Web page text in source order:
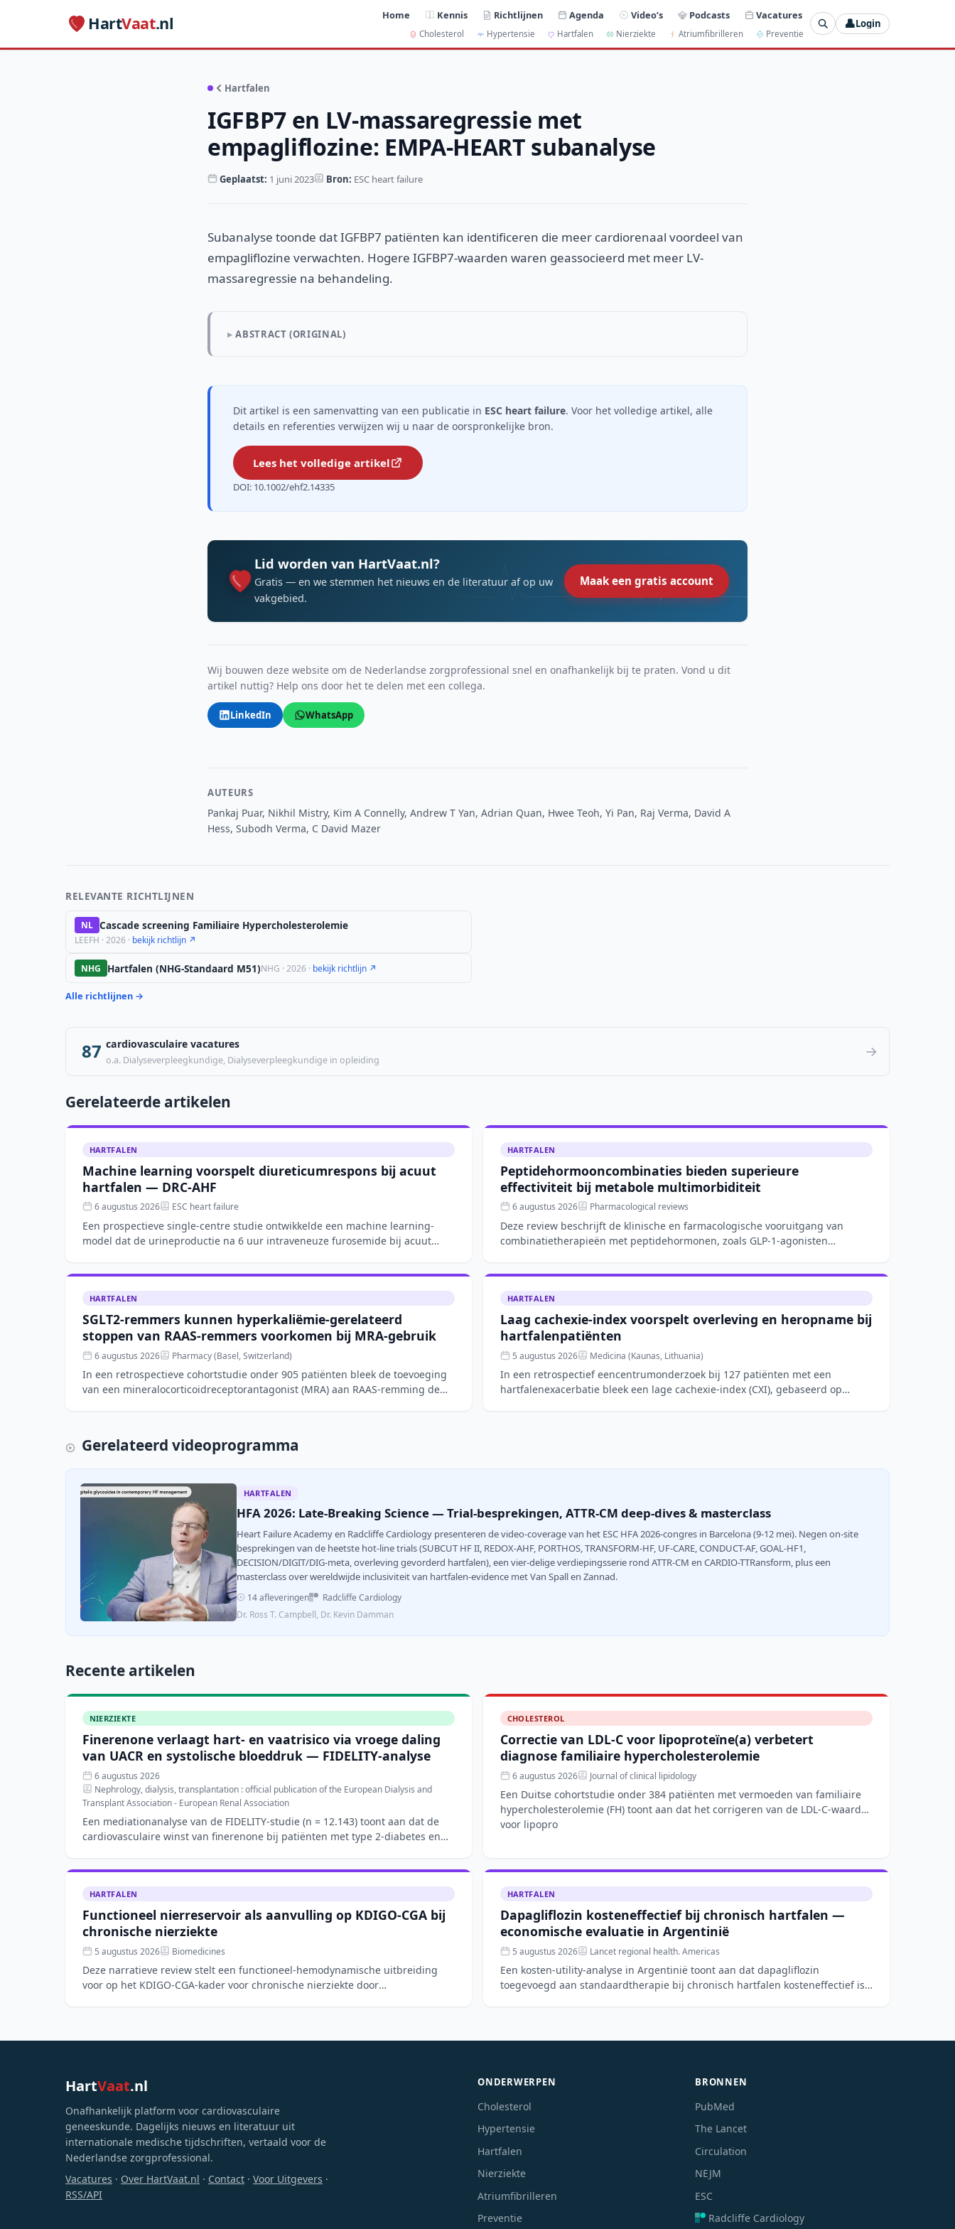
HartVaat.nl Home Kennis Richtlijnen Agenda Video’s Podcasts Vacatures
Cholesterol Hypertensie Hartfalen Nierziekte Atriumfibrilleren Preventie
👤Login
Hartfalen
IGFBP7 en LV-massaregressie met
empagliflozine: EMPA-HEART subanalyse
Geplaatst: 1 juni 2023 Bron: ESC heart failure
Subanalyse toonde dat IGFBP7 patiënten kan identificeren die meer cardiorenaal voordeel van
empagliflozine verwachten. Hogere IGFBP7-waarden waren geassocieerd met meer LV-
massaregressie na behandeling.
ABSTRACT (ORIGINAL)
Dit artikel is een samenvatting van een publicatie in ESC heart failure. Voor het volledige artikel, alle
details en referenties verwijzen wij u naar de oorspronkelijke bron.
Lees het volledige artikel
DOI: 10.1002/ehf2.14335
Lid worden van HartVaat.nl?
Gratis — en we stemmen het nieuws en de literatuur af op uw
vakgebied.
Maak een gratis account
Wij bouwen deze website om de Nederlandse zorgprofessional snel en onafhankelijk bij te praten. Vond u dit
artikel nuttig? Help ons door het te delen met een collega.
LinkedIn WhatsApp
AUTEURS
Pankaj Puar, Nikhil Mistry, Kim A Connelly, Andrew T Yan, Adrian Quan, Hwee Teoh, Yi Pan, Raj Verma, David A
Hess, Subodh Verma, C David Mazer
RELEVANTE RICHTLIJNEN
NL Cascade screening Familiaire Hypercholesterolemie
LEEFH · 2026 · bekijk richtlijn ↗
NHG Hartfalen (NHG-Standaard M51)NHG · 2026 · bekijk richtlijn ↗
Alle richtlijnen →
87 cardiovasculaire vacatures
o.a. Dialyseverpleegkundige, Dialyseverpleegkundige in opleiding →
Gerelateerde artikelen
HARTFALEN
Machine learning voorspelt diureticumrespons bij acuut
hartfalen — DRC-AHF
6 augustus 2026 ESC heart failure
Een prospectieve single-centre studie ontwikkelde een machine learning-
model dat de urineproductie na 6 uur intraveneuze furosemide bij acuut
HARTFALEN
Peptidehormooncombinaties bieden superieure
effectiviteit bij metabole multimorbiditeit
6 augustus 2026 Pharmacological reviews
Deze review beschrijft de klinische en farmacologische vooruitgang van
combinatietherapieën met peptidehormonen, zoals GLP-1-agonisten
HARTFALEN
SGLT2-remmers kunnen hyperkaliëmie-gerelateerd
stoppen van RAAS-remmers voorkomen bij MRA-gebruik
6 augustus 2026 Pharmacy (Basel, Switzerland)
In een retrospectieve cohortstudie onder 905 patiënten bleek de toevoeging
van een mineralocorticoidreceptorantagonist (MRA) aan RAAS-remming de
HARTFALEN
Laag cachexie-index voorspelt overleving en heropname bij
hartfalenpatiënten
5 augustus 2026 Medicina (Kaunas, Lithuania)
In een retrospectief eencentrumonderzoek bij 127 patiënten met een
hartfalenexacerbatie bleek een lage cachexie-index (CXI), gebaseerd op
Gerelateerd videoprogramma
HARTFALEN
HFA 2026: Late-Breaking Science — Trial-besprekingen, ATTR-CM deep-dives & masterclass
Heart Failure Academy en Radcliffe Cardiology presenteren de video-coverage van het ESC HFA 2026-congres in Barcelona (9-12 mei). Negen on-site
besprekingen van de heetste hot-line trials (SUBCUT HF II, REDOX-AHF, PORTHOS, TRANSFORM-HF, UF-CARE, CONDUCT-AF, GOAL-HF1,
DECISION/DIGIT/DIG-meta, overleving gevorderd hartfalen), een vier-delige verdiepingsserie rond ATTR-CM en CARDIO-TTRansform, plus een
masterclass over wereldwijde inclusiviteit van hartfalen-evidence met Van Spall en Zannad.
14 afleveringen
Radcliffe Cardiology
Dr. Ross T. Campbell, Dr. Kevin Damman
Recente artikelen
NIERZIEKTE
Finerenone verlaagt hart- en vaatrisico via vroege daling
van UACR en systolische bloeddruk — FIDELITY-analyse
6 augustus 2026
Nephrology, dialysis, transplantation : official publication of the European Dialysis and
Transplant Association - European Renal Association
Een mediationanalyse van de FIDELITY-studie (n = 12.143) toont aan dat de
cardiovasculaire winst van finerenone bij patiënten met type 2-diabetes en
CHOLESTEROL
Correctie van LDL-C voor lipoproteïne(a) verbetert
diagnose familiaire hypercholesterolemie
6 augustus 2026 Journal of clinical lipidology
Een Duitse cohortstudie onder 384 patiënten met vermoeden van familiaire
hypercholesterolemie (FH) toont aan dat het corrigeren van de LDL-C-waarde
voor lipopro
HARTFALEN
Functioneel nierreservoir als aanvulling op KDIGO-CGA bij
chronische nierziekte
5 augustus 2026 Biomedicines
Deze narratieve review stelt een functioneel-hemodynamische uitbreiding
voor op het KDIGO-CGA-kader voor chronische nierziekte door
HARTFALEN
Dapagliflozin kosteneffectief bij chronisch hartfalen —
economische evaluatie in Argentinië
5 augustus 2026 Lancet regional health. Americas
Een kosten-utility-analyse in Argentinië toont aan dat dapagliflozin
toegevoegd aan standaardtherapie bij chronisch hartfalen kosteneffectief is.
HartVaat.nl
Onafhankelijk platform voor cardiovasculaire
geneeskunde. Dagelijks nieuws en literatuur uit
internationale medische tijdschriften, vertaald voor de
Nederlandse zorgprofessional.
Vacatures · Over HartVaat.nl · Contact · Voor Uitgevers ·
RSS/API
ONDERWERPEN
Cholesterol
Hypertensie
Hartfalen
Nierziekte
Atriumfibrilleren
Preventie
BRONNEN
PubMed
The Lancet
Circulation
NEJM
ESC
Radcliffe Cardiology